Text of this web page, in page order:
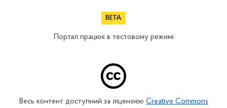
Портал працює в тестовому режимі
Весь контент доступний за ліцензією Creative Commons